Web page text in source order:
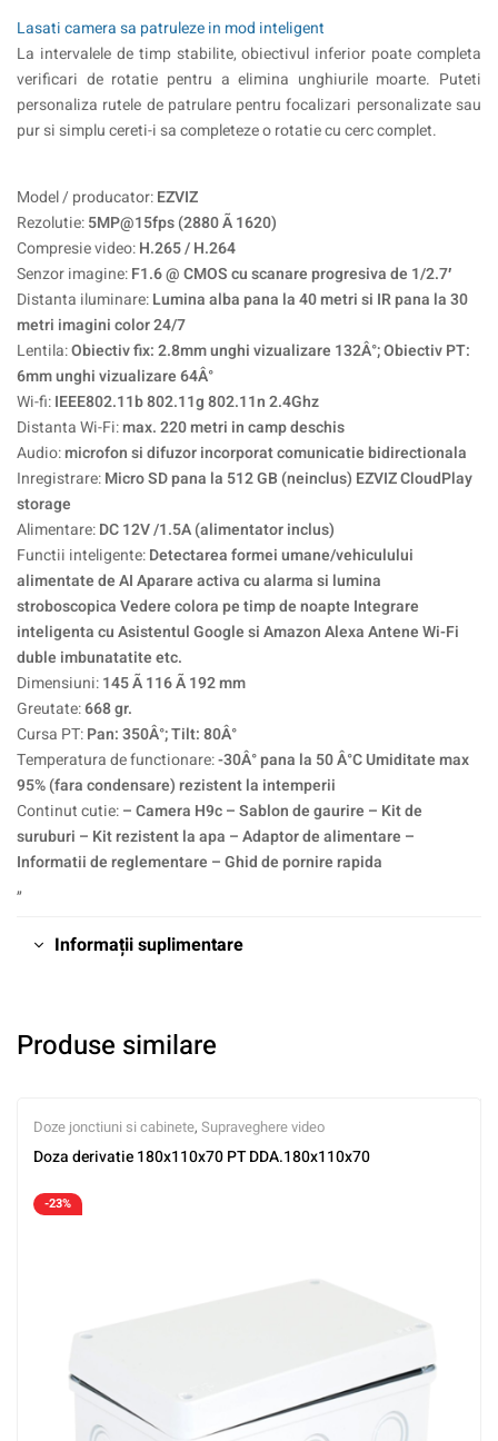
Lasati camera sa patruleze in mod inteligent
La intervalele de timp stabilite, obiectivul inferior poate completa
verificari de rotatie pentru a elimina unghiurile moarte. Puteti
personaliza rutele de patrulare pentru focalizari personalizate sau
pur si simplu cereti-i sa completeze o rotatie cu cerc complet.
Model / producator:EZVIZ
Rezolutie:5MP@15fps (2880 Ã 1620)
Compresie video:H.265 / H.264
Senzor imagine:F1.6 @ CMOS cu scanare progresiva de 1/2.7′
Distanta iluminare:Lumina alba pana la 40 metri si IR pana la 30
metri imagini color 24/7
Lentila:Obiectiv fix: 2.8mm unghi vizualizare 132Â°; Obiectiv PT:
6mm unghi vizualizare 64Â°
Wi-fi:IEEE802.11b 802.11g 802.11n 2.4Ghz
Distanta Wi-Fi:max. 220 metri in camp deschis
Audio:microfon si difuzor incorporat comunicatie bidirectionala
Inregistrare:Micro SD pana la 512 GB (neinclus) EZVIZ CloudPlay
storage
Alimentare:DC 12V /1.5A (alimentator inclus)
Functii inteligente:Detectarea formei umane/vehiculului
alimentate de AI Aparare activa cu alarma si lumina
stroboscopica Vedere colora pe timp de noapte Integrare
inteligenta cu Asistentul Google si Amazon Alexa Antene Wi-Fi
duble imbunatatite etc.
Dimensiuni:145 Ã 116 Ã 192 mm
Greutate:668 gr.
Cursa PT:Pan: 350Â°; Tilt: 80Â°
Temperatura de functionare:-30Â° pana la 50 Â°C Umiditate max
95% (fara condensare) rezistent la intemperii
Continut cutie:– Camera H9c – Sablon de gaurire – Kit de
suruburi – Kit rezistent la apa – Adaptor de alimentare –
Informatii de reglementare – Ghid de pornire rapida
„
Informații suplimentare
Produse similare
Doze jonctiuni si cabinete, Supraveghere video
Doza derivatie 180x110x70 PT DDA.180x110x70
-23%